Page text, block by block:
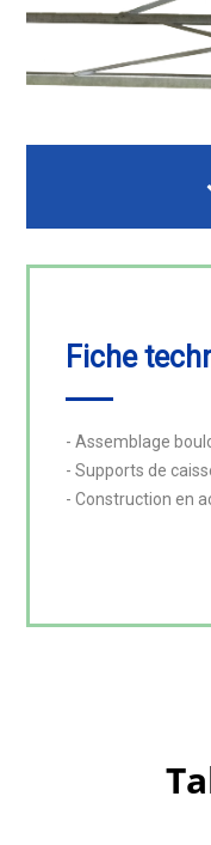
Fiche
- Assemblage
- Supports de
- Construction en